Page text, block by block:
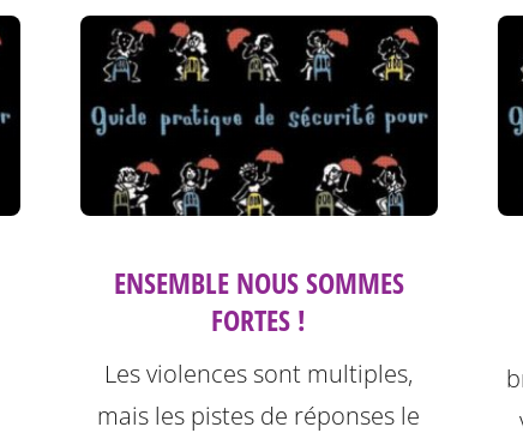
ENSEMBLE NOUS SOMMES
FORTES !
Les violences sont multiples,
mais les pistes de réponses le